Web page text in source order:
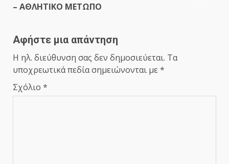
– ΑΘΛΗΤΙΚΟ ΜΕΤΩΠΟ
Αφήστε μια απάντηση
Η ηλ. διεύθυνση σας δεν δημοσιεύεται. Τα
υποχρεωτικά πεδία σημειώνονται με *
Σχόλιο *